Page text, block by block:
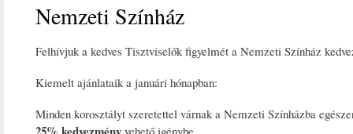
Nemzeti Színház
Felhívjuk a kedves Tisztviselők figyelmét a Nemzeti Színház
Kiemelt ajánlataik a januári hónapban:
Minden korosztályt szeretettel várnak a Nemzeti Színházba
vehető igénybe.